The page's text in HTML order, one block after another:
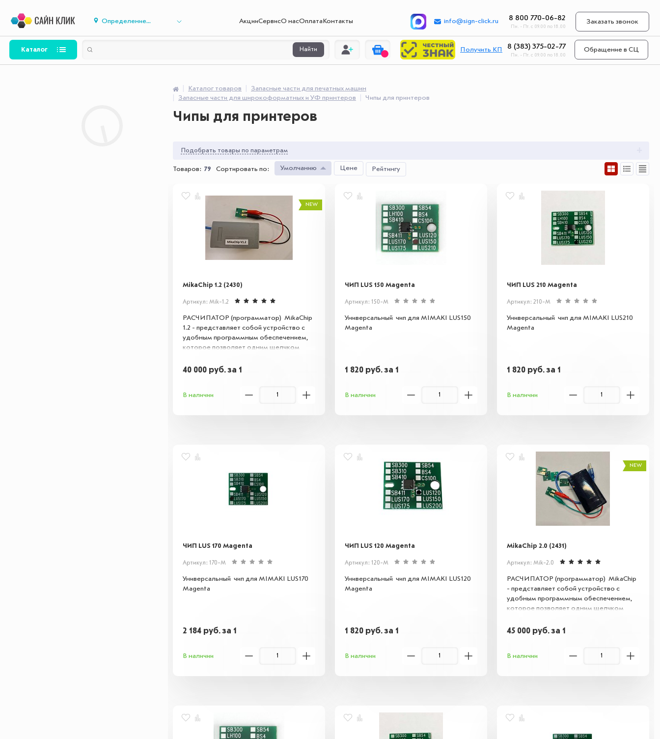
Определение... АкцииСервисО насОплата Контакты info@sign-click.ru 8 800 770-06-82
Пн. - Пт. с 09.00 по 18.00
Заказать звонок
Каталог Найти Получить КП 8 (383) 375-02-77
Пн. - Пт. с 09.00 по 18.00
Обращение в СЦ
Каталог товаров
Запасные части для печатных машин
Запасные части для широкоформатных и УФ принтеров
Чипы для принтеров
Чипы для принтеров
Подобрать товары по параметрам
Товаров: 79 Сортировать по: Умолчанию Цене Рейтингу
NEW
MikaChip 1.2 (2430)
Артикул: Mik-1.2
РАСЧИПАТОР (программатор) MikaChip
1.2 - представляет собой устройство с
удобным программным обеспечением,
которое позволяет одним щелчком
чернильные чипы НЕОГРАНИЧЕННОЕ
40 000 руб.за 1
В наличии
ЧИП LUS 150 Magenta
Артикул: 150-M
Универсальный чип для MIMAKI LUS150
Magenta
1 820 руб.за 1
В наличии
ЧИП LUS 210 Magenta
Артикул: 210-M
Универсальный чип для MIMAKI LUS210
Magenta
1 820 руб.за 1
В наличии
ЧИП LUS 170 Magenta
Артикул: 170-M
Универсальный чип для MIMAKI LUS170
Magenta
2 184 руб.за 1
В наличии
ЧИП LUS 120 Magenta
Артикул: 120-M
Универсальный чип для MIMAKI LUS120
Magenta
1 820 руб.за 1
В наличии
NEW
MikaChip 2.0 (2431)
Артикул: Mik-2.0
РАСЧИПАТОР (программатор) MikaChip
- представляет собой устройство с
удобным программным обеспечением,
которое позволяет одним щелчком
чернильные чипы НЕОГРАНИЧЕННОЕ
45 000 руб.за 1
В наличии